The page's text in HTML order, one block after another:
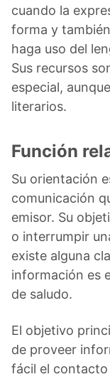
cuando la
forma y
haga uso del
Sus recursos
especial,
literarios.
Función
Su orientación
comunicación
emisor. Su
o interrumpir
existe alguna
información es
de saludo.
El objetivo
de proveer
fácil el